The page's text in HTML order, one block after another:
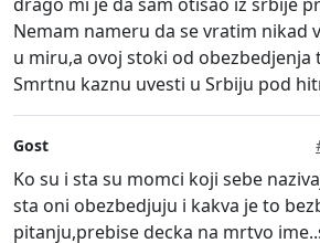
Nemam nameru da se vratim nikad
u miru,a ovoj stoki od obezbedjenja
Smrtnu kaznu uvesti u Srbiju pod
Gost
Ko su i sta su momci koji sebe
sta oni obezbedjuju i kakva je to
pitanju,prebise decka na mrtvo